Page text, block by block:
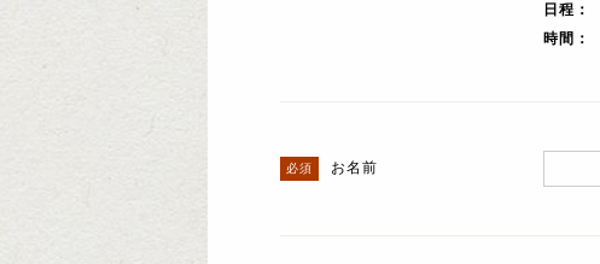
日程
時間
お名前